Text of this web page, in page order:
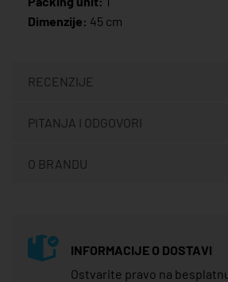
Dimenzije: 45 cm
RECENZIJE
PITANJA I ODGOVORI
O BRANDU
INFORMACIJE O DOSTAVI
Ostvarite pravo na